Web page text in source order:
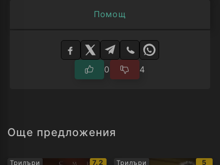
Помощ
Изберете
0 4
Още предложения
Трилъри IMDb
7.2 Трилъри 5